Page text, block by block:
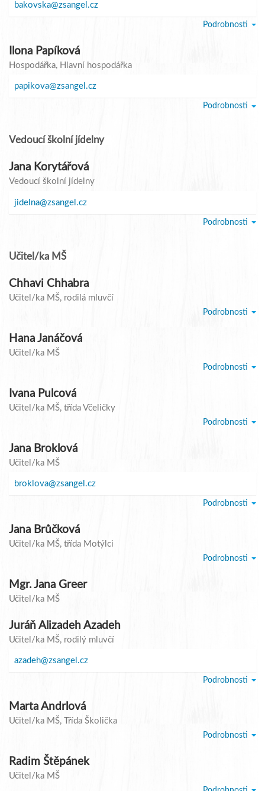
bakovska@zsangel.cz
Podrobnosti
Ilona Papíková
Hospodářka, Hlavní hospodářka
papikova@zsangel.cz
Podrobnosti
Vedoucí školní jídelny
Jana Korytářová
Vedoucí školní jídelny
jidelna@zsangel.cz
Podrobnosti
Učitel/ka MŠ
Chhavi Chhabra
Učitel/ka MŠ, rodilá mluvčí
Podrobnosti
Hana Janáčová
Učitel/ka MŠ
Podrobnosti
Ivana Pulcová
Učitel/ka MŠ, třída Včeličky
Podrobnosti
Jana Broklová
Učitel/ka MŠ
broklova@zsangel.cz
Podrobnosti
Jana Brůčková
Učitel/ka MŠ, třída Motýlci
Podrobnosti
Mgr. Jana Greer
Učitel/ka MŠ
Juráň Alizadeh Azadeh
Učitel/ka MŠ, rodilý mluvčí
azadeh@zsangel.cz
Podrobnosti
Marta Andrlová
Učitel/ka MŠ, Třída Školička
Podrobnosti
Radim Štěpánek
Učitel/ka MŠ